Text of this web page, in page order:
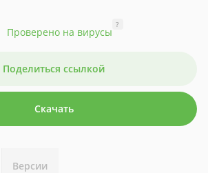
Проверено на вирусы
?
Поделиться ссылкой
Скачать
Версии